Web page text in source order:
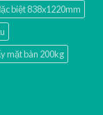
biệt 838x1220mm
mặt bàn 200kg